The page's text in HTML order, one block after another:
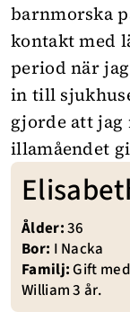
barnmorska
kontakt med
period när
in till
gjorde att jag
illamåendet
Ålder:36
Bor: I Nacka
Familj:Gift
William 3 år.